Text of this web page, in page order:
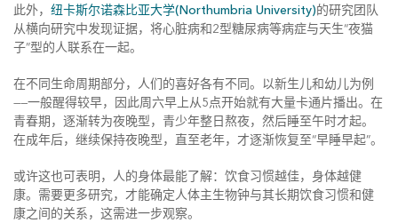
此外， 纽卡斯尔诺森比亚大学(Northumbria University)的研究团队
从横向研究中发现证据，将心脏病和2型糖尿病等病症与天生“夜猫
子”型的人联系在一起。
在不同生命周期部分，人们的喜好各有不同。以新生儿和幼儿为例
——一般醒得较早，因此周六早上从5点开始就有大量卡通片播出。在
青春期，逐渐转为夜晚型，青少年整日熬夜，然后睡至午时才起。
在成年后，继续保持夜晚型，直至老年，才逐渐恢复至“早睡早起”。
或许这也可表明，人的身体最能了解：饮食习惯越佳，身体越健
康。需要更多研究，才能确定人体主生物钟与其长期饮食习惯和健
康之间的关系，这需进一步观察。